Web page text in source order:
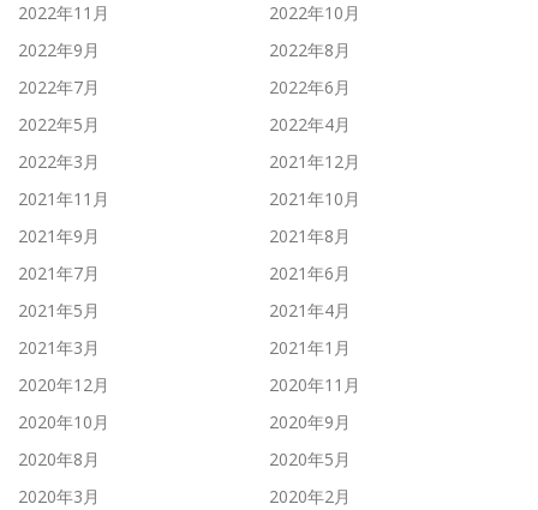
2022年11月
2022年10月
2022年9月
2022年8月
2022年7月
2022年6月
2022年5月
2022年4月
2022年3月
2021年12月
2021年11月
2021年10月
2021年9月
2021年8月
2021年7月
2021年6月
2021年5月
2021年4月
2021年3月
2021年1月
2020年12月
2020年11月
2020年10月
2020年9月
2020年8月
2020年5月
2020年3月
2020年2月